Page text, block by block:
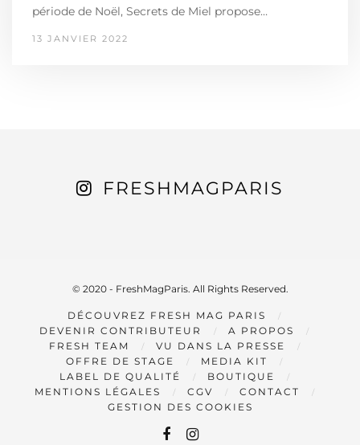
période de Noël, Secrets de Miel propose…
13 JANVIER 2022
FRESHMAGPARIS
© 2020 - FreshMagParis. All Rights Reserved.
DÉCOUVREZ FRESH MAG PARIS
DEVENIR CONTRIBUTEUR
A PROPOS
FRESH TEAM
VU DANS LA PRESSE
OFFRE DE STAGE
MEDIA KIT
LABEL DE QUALITÉ
BOUTIQUE
MENTIONS LÉGALES
CGV
CONTACT
GESTION DES COOKIES